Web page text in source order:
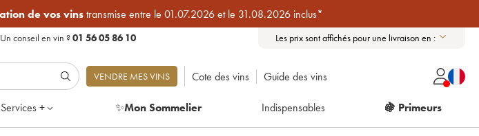
de vos vinstransmise entre le 01.07.2026 et le 31.08.2026 inclus*
Un conseil en vin ?01 56 05 86 10 Les prix sont affichés pour une livraison en :
VENDRE MES VINS Cote des vins Guide des vins
Services + ✨Mon Sommelier Indispensables 🍇 Primeurs